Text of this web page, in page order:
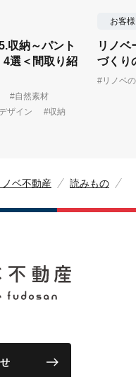
収納～パント
選＜間取り紹
#自然素材
ザイン #収納
お客
リノベ
づくり
#リノベ
ベ不動産 読みもの